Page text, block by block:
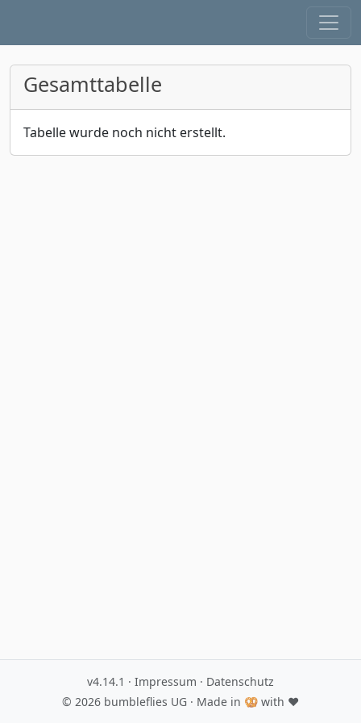
Gesamttabelle
Tabelle wurde noch nicht erstellt.
v4.14.1 · Impressum · Datenschutz
© 2026 bumbleflies UG · Made in 🥨 with ♥️